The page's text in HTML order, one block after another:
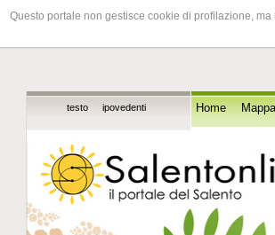
Questo portale non gestisce cookie di profilazione,
testo ipovedenti Home